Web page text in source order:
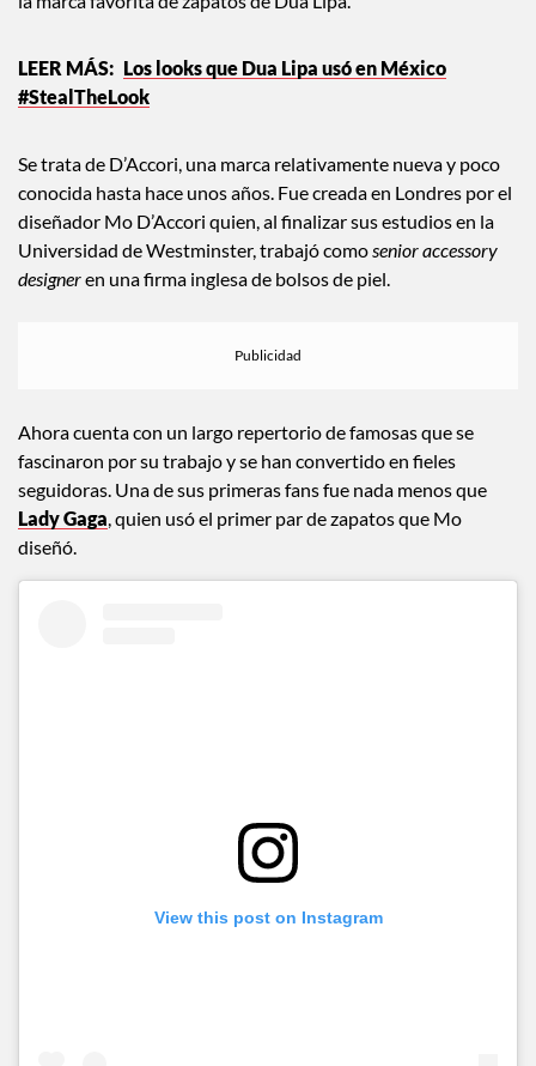
Los looks que Dua Lipa usó en México
#StealTheLook
Se trata de D’Accori, una marca relativamente nueva y poco
conocida hasta hace unos años. Fue creada en Londres por el
diseñador Mo D’Accori quien, al finalizar sus estudios en la
Universidad de Westminster, trabajó comosenior accessory
designeren una firma inglesa de bolsos de piel.
Ahora cuenta con un largo repertorio de famosas que se
fascinaron por su trabajo y se han convertido en fieles
seguidoras. Una de sus primeras fans fue nada menos que
Lady Gaga, quien usó el primer par de zapatos que Mo
diseñó.
View this post on Instagram